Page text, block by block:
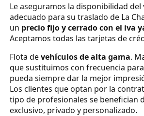
Le aseguramos la disponibilidad del
adecuado para su traslado de La
un precio fijo y cerrado con el iva
Aceptamos todas las tarjetas de
Flota devehículos de alta gama.
que sustituimos con frecuencia
pueda siempre dar la mejor
Los clientes que optan por la
tipo de profesionales se benefician
exclusivo, privado y personalizado.